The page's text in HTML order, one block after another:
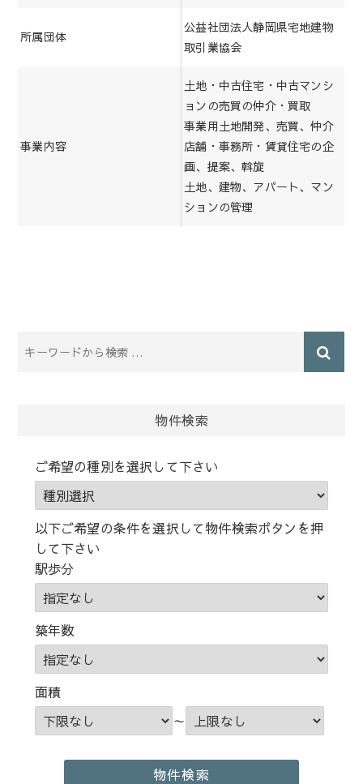
所属団体
公益社団法人静岡県宅地建物
取引業協会
事業内容
土地・中古住宅・中古マンシ
ョンの売買の仲介・買取
事業用土地開発、売買、仲介
店舗・事務所・賃貸住宅の企
画、提案、斡旋
土地、建物、アパート、マン
ションの管理
物件検索
ご希望の種別を選択して下さい
以下ご希望の条件を選択して物件検索ボタンを押
して下さい
駅歩分
築年数
面積
～